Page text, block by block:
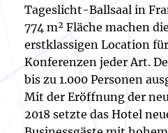
Tageslicht-Ballsaal in
774 m² Fläche machen
erstklassigen Location
Konferenzen jeder Art.
bis zu 1.000 Personen
Mit der Eröffnung der
2018 setzte das Hotel